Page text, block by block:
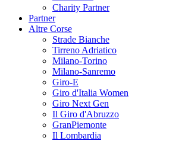
Charity Partner
Partner
Altre Corse
Strade Bianche
Tirreno Adriatico
Milano-Torino
Milano-Sanremo
Giro-E
Giro d'Italia Women
Giro Next Gen
Il Giro d'Abruzzo
GranPiemonte
Il Lombardia